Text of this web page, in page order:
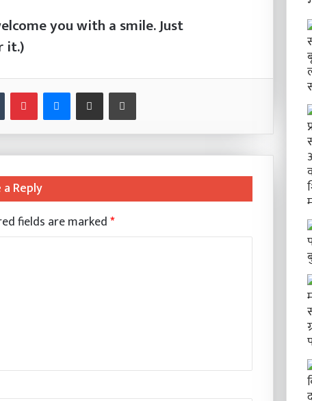
you with a smile. Just
it.)
TumblrPinterestMessenger
Share via Email Print
a Reply
fields are marked*